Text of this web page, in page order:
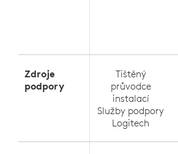
Zdroje
podpory
Tištěný
průvodce
instalací
Služby podpory
Logitech